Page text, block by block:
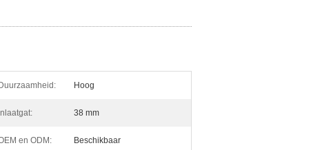
Duurzaamheid: Hoog
Inlaatgat: 38 mm
en ODM: Beschikbaar